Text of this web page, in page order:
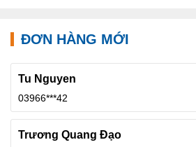
ĐƠN HÀNG MỚI
Tu Nguyen
03966***42
Trương Quang Đạo